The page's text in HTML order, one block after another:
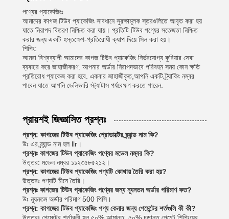
পণ্যের প্যাকেজিংঃ
আমাদের কাগজ টিউব প্যাকেজিং সাবধানে সুরক্ষামূলক স্তরগুলিতে আবৃত করা হয়
যাতে নিরাপদ বিতরণ নিশ্চিত করা যায়। প্রতিটি টিউব পণ্যের সতেজতা নিশ্চিত
করার জন্য একটি হস্তক্ষেপ-প্রতিরোধী ক্যাপ দিয়ে সিল করা হয়।
শিপিং:
আমরা বিশ্বব্যাপী আমাদের কাগজ টিউব প্যাকেজিং নির্ভরযোগ্য কুরিয়ার সেবা
ব্যবহার করে জাহাজীকরণ. আপনার অর্ডার নিরাপদভাবে পরিবহন সময় কোন ক্ষতি
প্রতিরোধ প্যাকেজ করা হবে. একবার জাহাজীকৃত,আপনি একটি ট্র্যাকিং নম্বর
পাবেন যাতে আপনি ডেলিভারি স্ট্যাটাস পর্যবেক্ষণ করতে পারেন.
প্রায়শই জিজ্ঞাসিত প্রশ্নঃ
প্রশ্ন: কাগজের টিউব প্যাকেজিং প্রোডাক্টের ব্র্যান্ড নাম কি?
উঃ এর ব্র্যান্ড নাম হল llr।
প্রশ্নঃ কাগজের টিউব প্যাকেজিং পণ্যের মডেল নম্বর কি?
উত্তর: মডেল নম্বর ১১২৩৫৮৫২১২।
প্রশ্ন: কাগজের টিউব প্যাকেজিং পণ্যটি কোথায় তৈরি করা হয়?
উত্তরঃ পণ্যটি চীনে তৈরি।
প্রশ্নঃ কাগজের টিউব প্যাকেজিং পণ্যের জন্য ন্যূনতম অর্ডার পরিমাণ কত?
উঃ ন্যূনতম অর্ডার পরিমাণ 500 পিসি।
প্রশ্ন: কাগজের টিউব প্যাকেজিং পণ্য কেনার জন্য পেমেন্টের শর্তগুলি কী কী?